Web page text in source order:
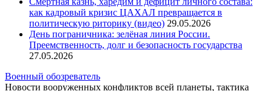
как кадровый кризис ЦАХАЛ превращается в
политическую риторику (видео) 29.05.2026
День пограничника: зелёная линия России.
Преемственность, долг и безопасность государства
27.05.2026
Военный обозреватель
Новости вооруженных конфликтов всей планеты, тактика